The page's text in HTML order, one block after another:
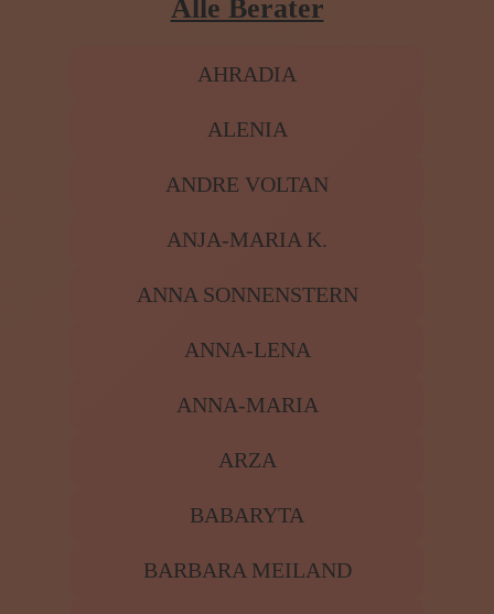
ANNA-MARIA
ARZA
BABARYTA
BARBARA MEILAND
BLACK ROSE SARRA
BOTIN DES SEELENLICHTES
BRYGITT
CARMEN NOIR
CRYSTAL
DAS ORPHAN ORAKEL